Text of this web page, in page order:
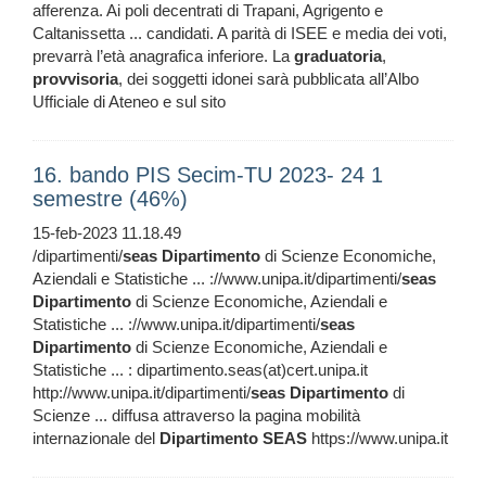
afferenza. Ai poli decentrati di Trapani, Agrigento e
Caltanissetta ... candidati. A parità di ISEE e media dei voti,
prevarrà l’età anagrafica inferiore. Lagraduatoria,
provvisoria, dei soggetti idonei sarà pubblicata all’Albo
Ufficiale di Ateneo e sul sito
16. bando PIS Secim-TU 2023- 24 1
semestre (46%)
15-feb-2023 11.18.49
/dipartimenti/seas Dipartimento di Scienze Economiche,
Aziendali e Statistiche ... ://www.unipa.it/dipartimenti/seas
Dipartimento di Scienze Economiche, Aziendali e
Statistiche ... ://www.unipa.it/dipartimenti/seas
Dipartimento di Scienze Economiche, Aziendali e
Statistiche ... : dipartimento.seas(at)cert.unipa.it
http://www.unipa.it/dipartimenti/seas Dipartimento di
Scienze ... diffusa attraverso la pagina mobilità
internazionale del Dipartimento SEAS https://www.unipa.it